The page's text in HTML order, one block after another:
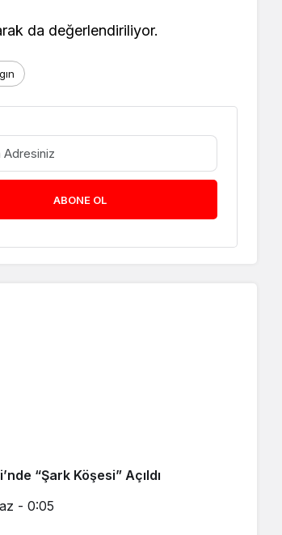
da değerlendiriliyor.
ABONE OL
“Şark Köşesi” Açıldı
- 0:05